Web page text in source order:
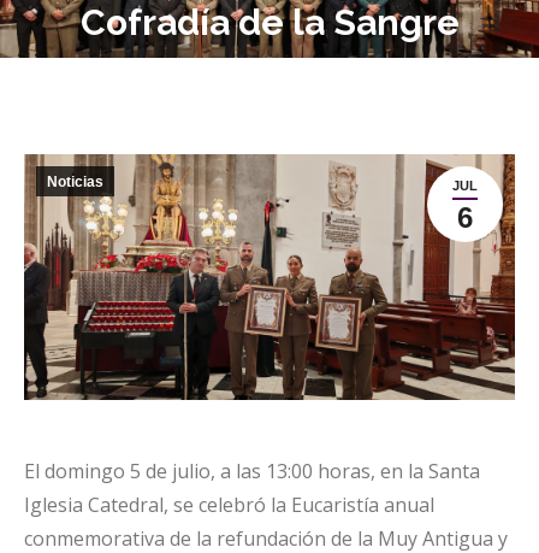
Cofradía de la Sangre
JUL
6
Noticias
El domingo 5 de julio, a las 13:00 horas, en la Santa
Iglesia Catedral, se celebró la Eucaristía anual
conmemorativa de la refundación de la Muy Antigua y